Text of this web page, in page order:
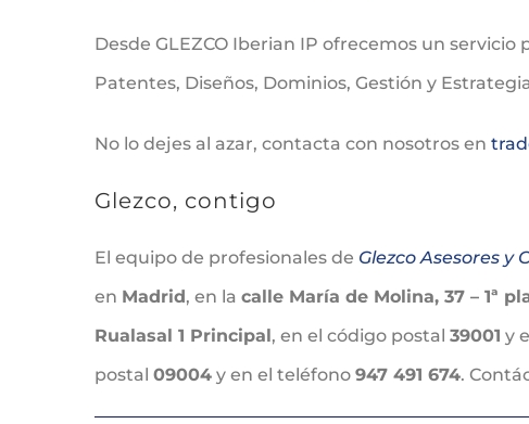
Desde GLEZCO Iberian IP ofrecemos un
Patentes, Diseños, Dominios, Gestión y
No lo dejes al azar, contacta con nosotros en
Glezco, contigo
El equipo de profesionales de Glezco Asesores y
en Madrid, en la calle María de Molina, 37 – 1ª
Rualasal 1 Principal, en el código postal 39001 y
postal 09004 y en el teléfono 947 491 674.